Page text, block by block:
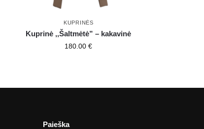
KUPRINĖS
Kuprinė ,,Šaltmėtė” – kakavinė
180.00€
Paieška